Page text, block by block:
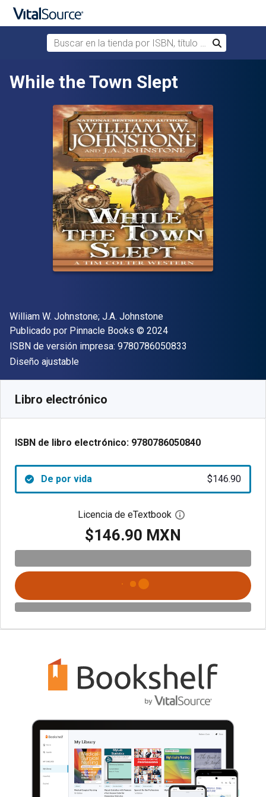
Saltar al contenido principal
Buscar en la tienda por ISBN, título o autor
Buscar
While the Town Slept
Autor(es)
William W. Johnstone; J.A. Johnstone
Editor
Publicado por Pinnacle Books Copyright
© 2024
ISBN de versión impresa: 9780786050833
Formato
Diseño ajustable
Libro electrónico
ISBN de libro electrónico: 9780786050840
De por vida $146.90
Licencia de eTextbook Abre el cuadro de
$146.90 MXN